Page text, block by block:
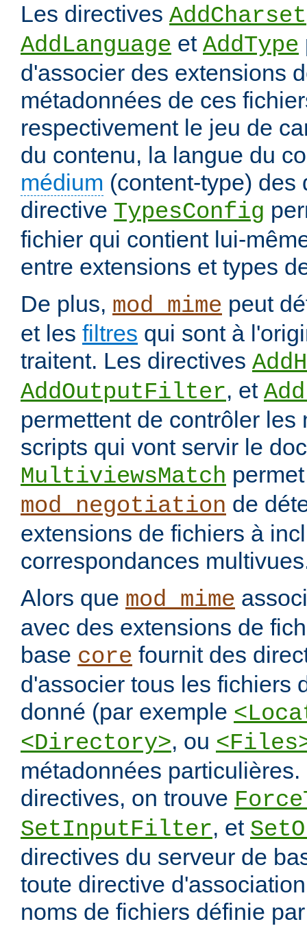
Les directives AddCharset
AddLanguage et AddType
d'associer des extensions
métadonnées de ces
respectivement le jeu de
du contenu, la langue du
médium (content-type) des
directive TypesConfig
fichier qui contient lui-
entre extensions et types
De plus, mod_mime peut
et les filtres qui sont à
traitent. Les directives
AddOutputFilter, et
permettent de contrôler les
scripts qui vont servir le
MultiviewsMatch
mod_negotiation de
extensions de fichiers à
correspondances
Alors que mod_mime
avec des extensions de
base core fournit des
d'associer tous les fichiers
donné (par exemple
<Directory>, ou
métadonnées
directives, on trouve
SetInputFilter, et
directives du serveur de
toute directive
noms de fichiers définie